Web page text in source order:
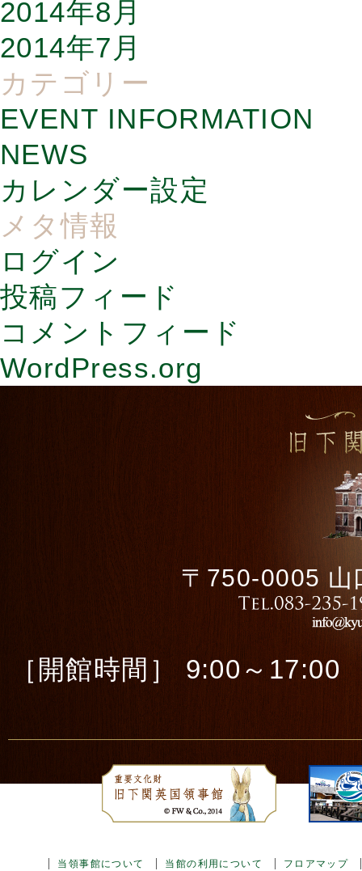
2014年8月
2014年7月
カテゴリー
EVENT INFORMATION
NEWS
カレンダー設定
メタ情報
ログイン
投稿フィード
コメントフィード
WordPress.org
〒750-0005 山
［開館時間］ 9:00～
当領事館について 当館の利用について フロアマップ